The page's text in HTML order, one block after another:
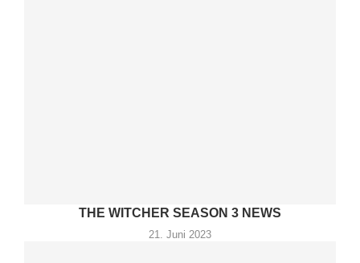
THE WITCHER SEASON 3 NEWS
21. Juni 2023